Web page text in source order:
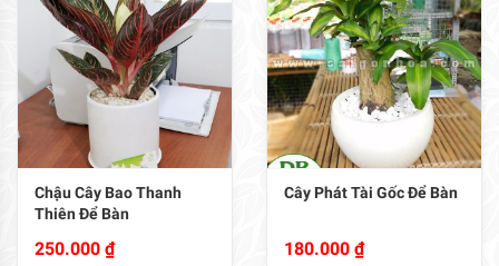
Chậu Cây Bao Thanh
Thiên Để Bàn
250.000 ₫
Cây Phát Tài Gốc Để Bàn
180.000 ₫